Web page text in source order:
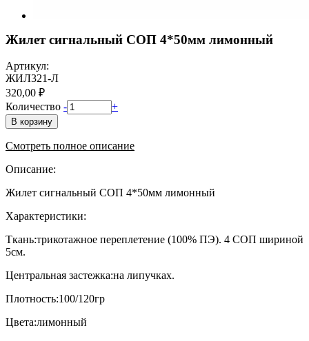
Жилет сигнальный СОП 4*50мм лимонный
Артикул:
ЖИЛ321-Л
320,00 ₽
Количество - +
В корзину
Смотреть полное описание
Описание:
Жилет сигнальный СОП 4*50мм лимонный
Характеристики:
Ткань:трикотажное переплетение (100% ПЭ). 4 СОП шириной
5см.
Центральная застежка:на липучках.
Плотность:100/120гр
Цвета:лимонный